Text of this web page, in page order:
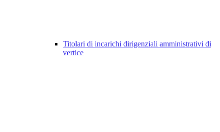
Titolari di incarichi dirigenziali amministrativi di
vertice